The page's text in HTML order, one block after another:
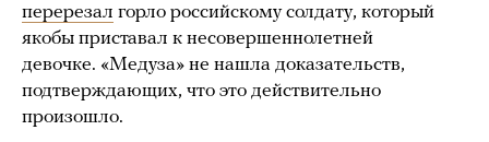
перерезал горло российскому солдату, который
якобы приставал к несовершеннолетней
девочке. «Медуза» не нашла доказательств,
подтверждающих, что это действительно
произошло.